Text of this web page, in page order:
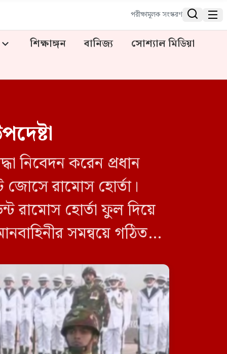
পরীক্ষামূলক সংস্করণ  
শিক্ষাঙ্গন বানিজ্য
সোশ্যাল মিডিয়া
নিবেদন করেন প্রধান
জোসে রামোস হোর্তা।
রামোস হোর্তা ফুল দিয়ে
সমন্বয়ে গঠিত